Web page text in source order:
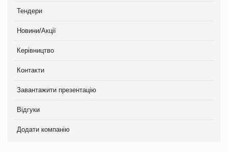
Тендери
Новини/Акції
Керівництво
Контакти
Завантажити презентацію
Відгуки
Додати компанію